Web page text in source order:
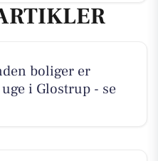
boliger er
i Glostrup - se